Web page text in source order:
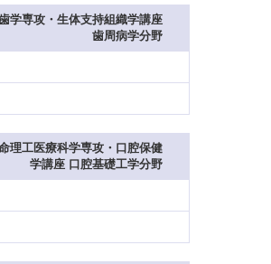
学専攻・生体支持組織学講座
歯周病学分野
理工医療科学専攻・口腔保健
学講座 口腔基礎工学分野